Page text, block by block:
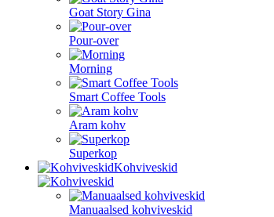
Goat Story Gina
Pour-over
Morning
Smart Coffee Tools
Aram kohv
Superkop
Kohviveskid
Manuaalsed kohviveskid